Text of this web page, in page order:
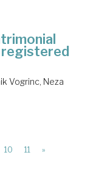
Vogrinc, Neza
10 11 »